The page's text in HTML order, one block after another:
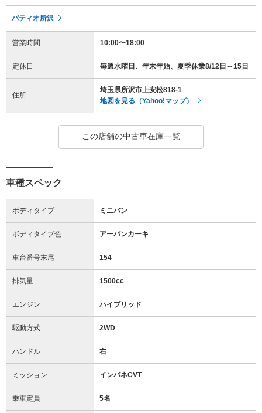
パティオ所沢
営業時間 10:00〜18:00
定休日 毎週水曜日、年末年始、夏季休業8/12日～15日
住所
埼玉県所沢市上安松818-1
地図を見る（Yahoo!マップ）
この店舗の中古車在庫一覧
車種スペック
ボディタイプ ミニバン
ボディタイプ色 アーバンカーキ
車台番号末尾 154
排気量 1500cc
エンジン ハイブリッド
駆動方式 2WD
ハンドル 右
ミッション インパネCVT
乗車定員 5名